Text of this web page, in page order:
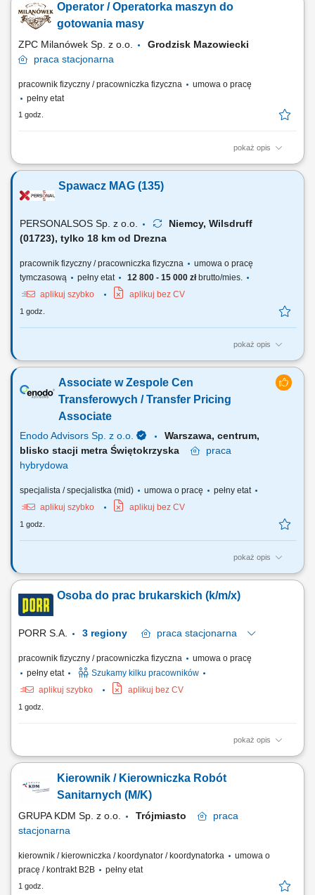
elektroniczna ewidencja czasu pracy, urlopów i zwolnień lekarskich,
przygotowywanie dokumentów związanych z zatrudnieniem i
Operator / Operatorka maszyn do
gotowania masy
ZPC Milanówek Sp. z o.o.
Grodzisk Mazowiecki
praca stacjonarna
pracownik fizyczny / pracowniczka fizyczna
umowa o pracę
pełny etat
1 godz.
pokaż opis
Obsługa procesu gotowania mas mlecznych według standardowych
rejestracja ich zużycia; Kontrola parametrów procesu i raportowanie
awarii lub odchyleń do przełożonego; Sporządzanie dokumentacji i
Spawacz MAG (135)
PERSONALSOS Sp. z o.o.
Niemcy, Wilsdruff
(01723), tylko 18 km od Drezna
pracownik fizyczny / pracowniczka fizyczna
umowa o pracę
tymczasową
pełny etat 12 800 - 15 000 złbrutto/mies.
aplikuj szybko
aplikuj bez CV
1 godz.
pokaż opis
Zadania: Spawanie metodą MAG 135 (drut lity w osłonie gazu
dokumentacją techniczną; Dbanie o jakość wykonywanych spoin;
Associate w Zespole Cen
Transferowych / Transfer Pricing
Associate
Enodo Advisors Sp. z o.o.
Warszawa, centrum,
blisko stacji metra Świętokrzyska
praca
hybrydowa
specjalista / specjalistka (mid) umowa o pracę
pełny etat
aplikuj szybko
aplikuj bez CV
1 godz.
pokaż opis
Co będziesz robić? W skrócie: rozwiązywać ciekawe problemy
realizacji obowiązków TP, tworzyć analizy benchmarkingowe z
wykorzystaniem profesjonalnych baz danych i narzędzi analitycznych,
Osoba do prac brukarskich (k/m/x)
PORR S.A. praca stacjonarna
pracownik fizyczny / pracowniczka fizyczna
umowa o pracę
pełny etat
Szukamy kilku pracowników
aplikuj szybko
aplikuj bez CV
1 godz.
pokaż opis
Zadania: Profilowanie i układanie zróżnicowanych nawierzchni
elementów oporowych, wykonywanie korytowania podbudów oraz prac
przygotowawczych. Dbanie o właściwy stan techniczny i czystość
Kierownik / Kierowniczka Robót
Sanitarnych (M/K)
GRUPA KDM Sp. z o.o. Trójmiasto
praca
stacjonarna
kierownik / kierowniczka / koordynator / koordynatorka
umowa o
pracę / kontrakt B2B
pełny etat
1 godz.